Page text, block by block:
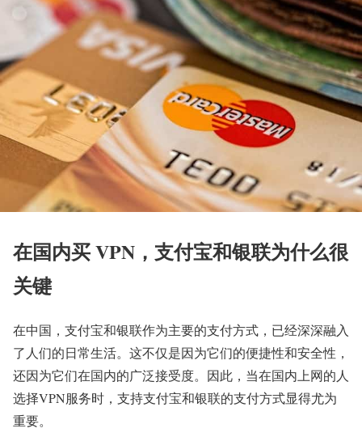
在国内买 VPN，支付宝和银联为什么很
关键
在中国，支付宝和银联作为主要的支付方式，已经深深融入
了人们的日常生活。这不仅是因为它们的便捷性和安全性，
还因为它们在国内的广泛接受度。因此，当在国内上网的人
选择VPN服务时，支持支付宝和银联的支付方式显得尤为
重要。